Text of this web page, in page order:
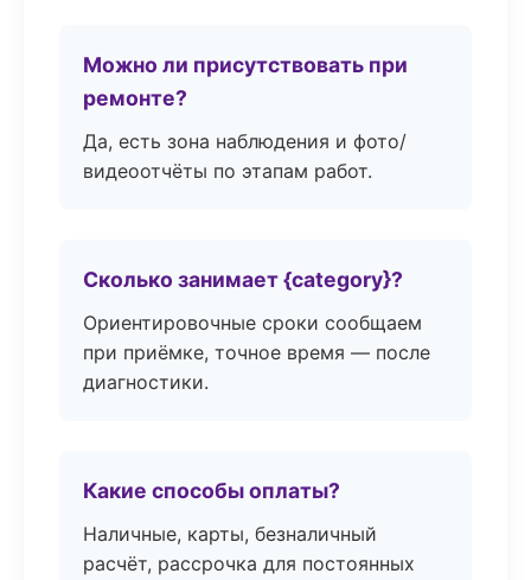
Можно ли присутствовать при
ремонте?
Да, есть зона наблюдения и фото/
видеоотчёты по этапам работ.
Сколько занимает {category}?
Ориентировочные сроки сообщаем
при приёмке, точное время — после
диагностики.
Какие способы оплаты?
Наличные, карты, безналичный
расчёт, рассрочка для постоянных